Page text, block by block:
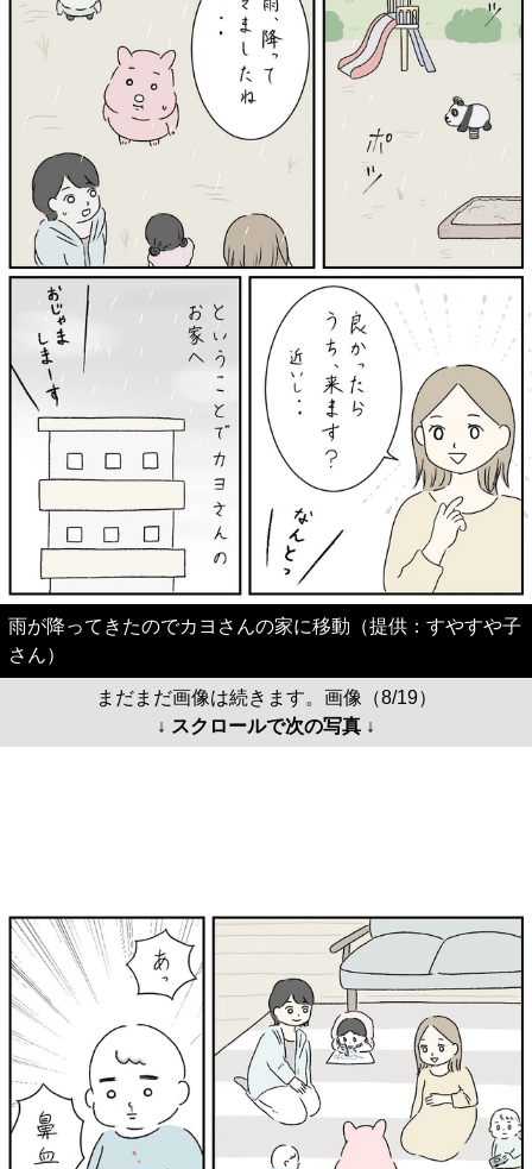
雨が降ってきたのでカヨさんの家に移動（提供：すやすや子
さん）
まだまだ画像は続きます。画像（8/19）
↓ スクロールで次の写真 ↓